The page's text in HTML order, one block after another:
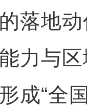
落地
力与
成“全